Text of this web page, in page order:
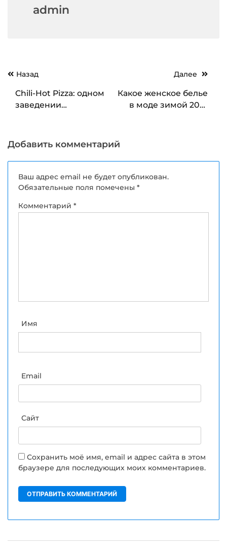
admin
Навигация
записям
Назад
Chili-Hot Pizza: одном
заведении
Далее
Какое женское белье
в моде зимой 2019
Добавить комментарий
Ваш адрес email не будет опубликован.
Обязательные поля помечены *
Комментарий *
Имя
Email
Сайт
Сохранить моё имя, email и адрес сайта в этом
браузере для последующих моих комментариев.